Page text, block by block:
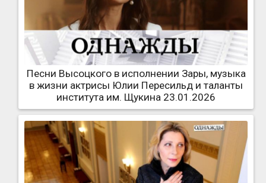
Песни Высоцкого в исполнении Зары, музыка
в жизни актрисы Юлии Пересильд и таланты
института им. Щукина 23.01.2026